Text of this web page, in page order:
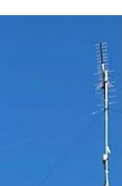
える素晴らしい氣の
ただけて 皆さんの
て 感謝の気持ちでい
ちの素晴らしい手さ
っという間に家が
当に感動的でした 天
たけれど、なんとか
中雷の祝福まで受け
は雨がやんでくれま